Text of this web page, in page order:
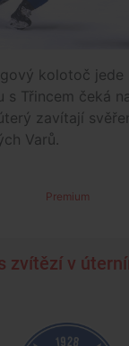
kolotoč jede
s Třincem čeká
zavítají
Varů.
Premium
zvítězí v